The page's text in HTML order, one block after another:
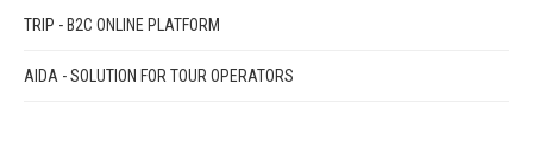
TRIP - B2C ONLINE PLATFORM
AIDA - SOLUTION FOR TOUR OPERATORS